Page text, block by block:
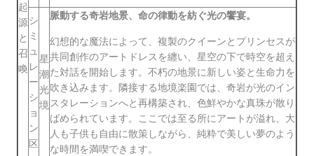
起
源
と
召
喚
シ
ミ
ュ
レ
ー
シ
ョ
ン
区
星
潮
光
境
脈動する奇岩地景、命の律動を紡ぐ光の饗宴。
幻想的な魔法によって、複製のクイーンとプリンセスが
共同創作のアートドレスを纏い、星空の下で時空を超え
た対話を開始します。不朽の地景に新しい姿と生命力を
吹き込みます。隣接する地境楽園では、奇岩が光のイン
スタレーションへと再構築され、色鮮やかな真珠が散り
ばめられています。ここでは至る所にアートが溢れ、大
人も子供も自由に散策しながら、純粋で美しい夢のよう
な時間を満喫できます。